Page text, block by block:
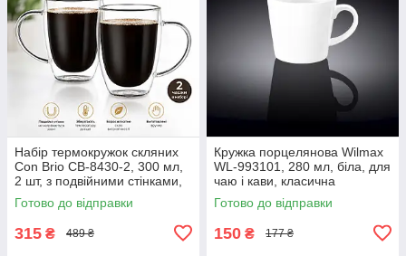
Набір термокружок скляних
Con Brio CB-8430-2, 300 мл,
2 шт, з подвійними стінками,
для кави і чаю
Готово до відправки
315 ₴ 489 ₴
Кружка порцелянова Wilmax
WL-993101, 280 мл, біла, для
чаю і кави, класична
Готово до відправки
150 ₴ 177 ₴